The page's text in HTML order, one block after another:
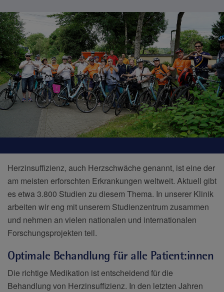
Herzinsuffizienz, auch Herzschwäche genannt, ist eine der
am meisten erforschten Erkrankungen weltweit. Aktuell gibt
es etwa 3.800 Studien zu diesem Thema. In unserer Klinik
arbeiten wir eng mit unserem Studienzentrum zusammen
und nehmen an vielen nationalen und internationalen
Forschungsprojekten teil.
Optimale Behandlung für alle Patient:innen
Die richtige Medikation ist entscheidend für die
Behandlung von Herzinsuffizienz. In den letzten Jahren